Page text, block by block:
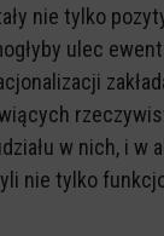
nie tylko
ulec
w nich, i w
nie tylko